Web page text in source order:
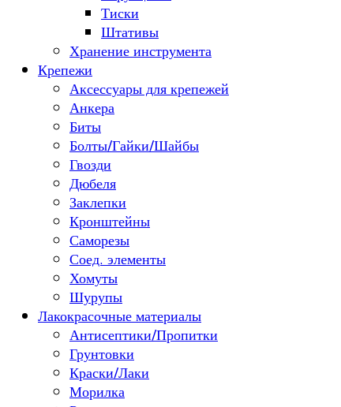
Тиски
Штативы
Хранение инструмента
Крепежи
Аксессуары для крепежей
Анкера
Биты
Болты/Гайки/Шайбы
Гвозди
Дюбеля
Заклепки
Кронштейны
Саморезы
Соед. элементы
Хомуты
Шурупы
Лакокрасочные материалы
Антисептики/Пропитки
Грунтовки
Краски/Лаки
Морилка